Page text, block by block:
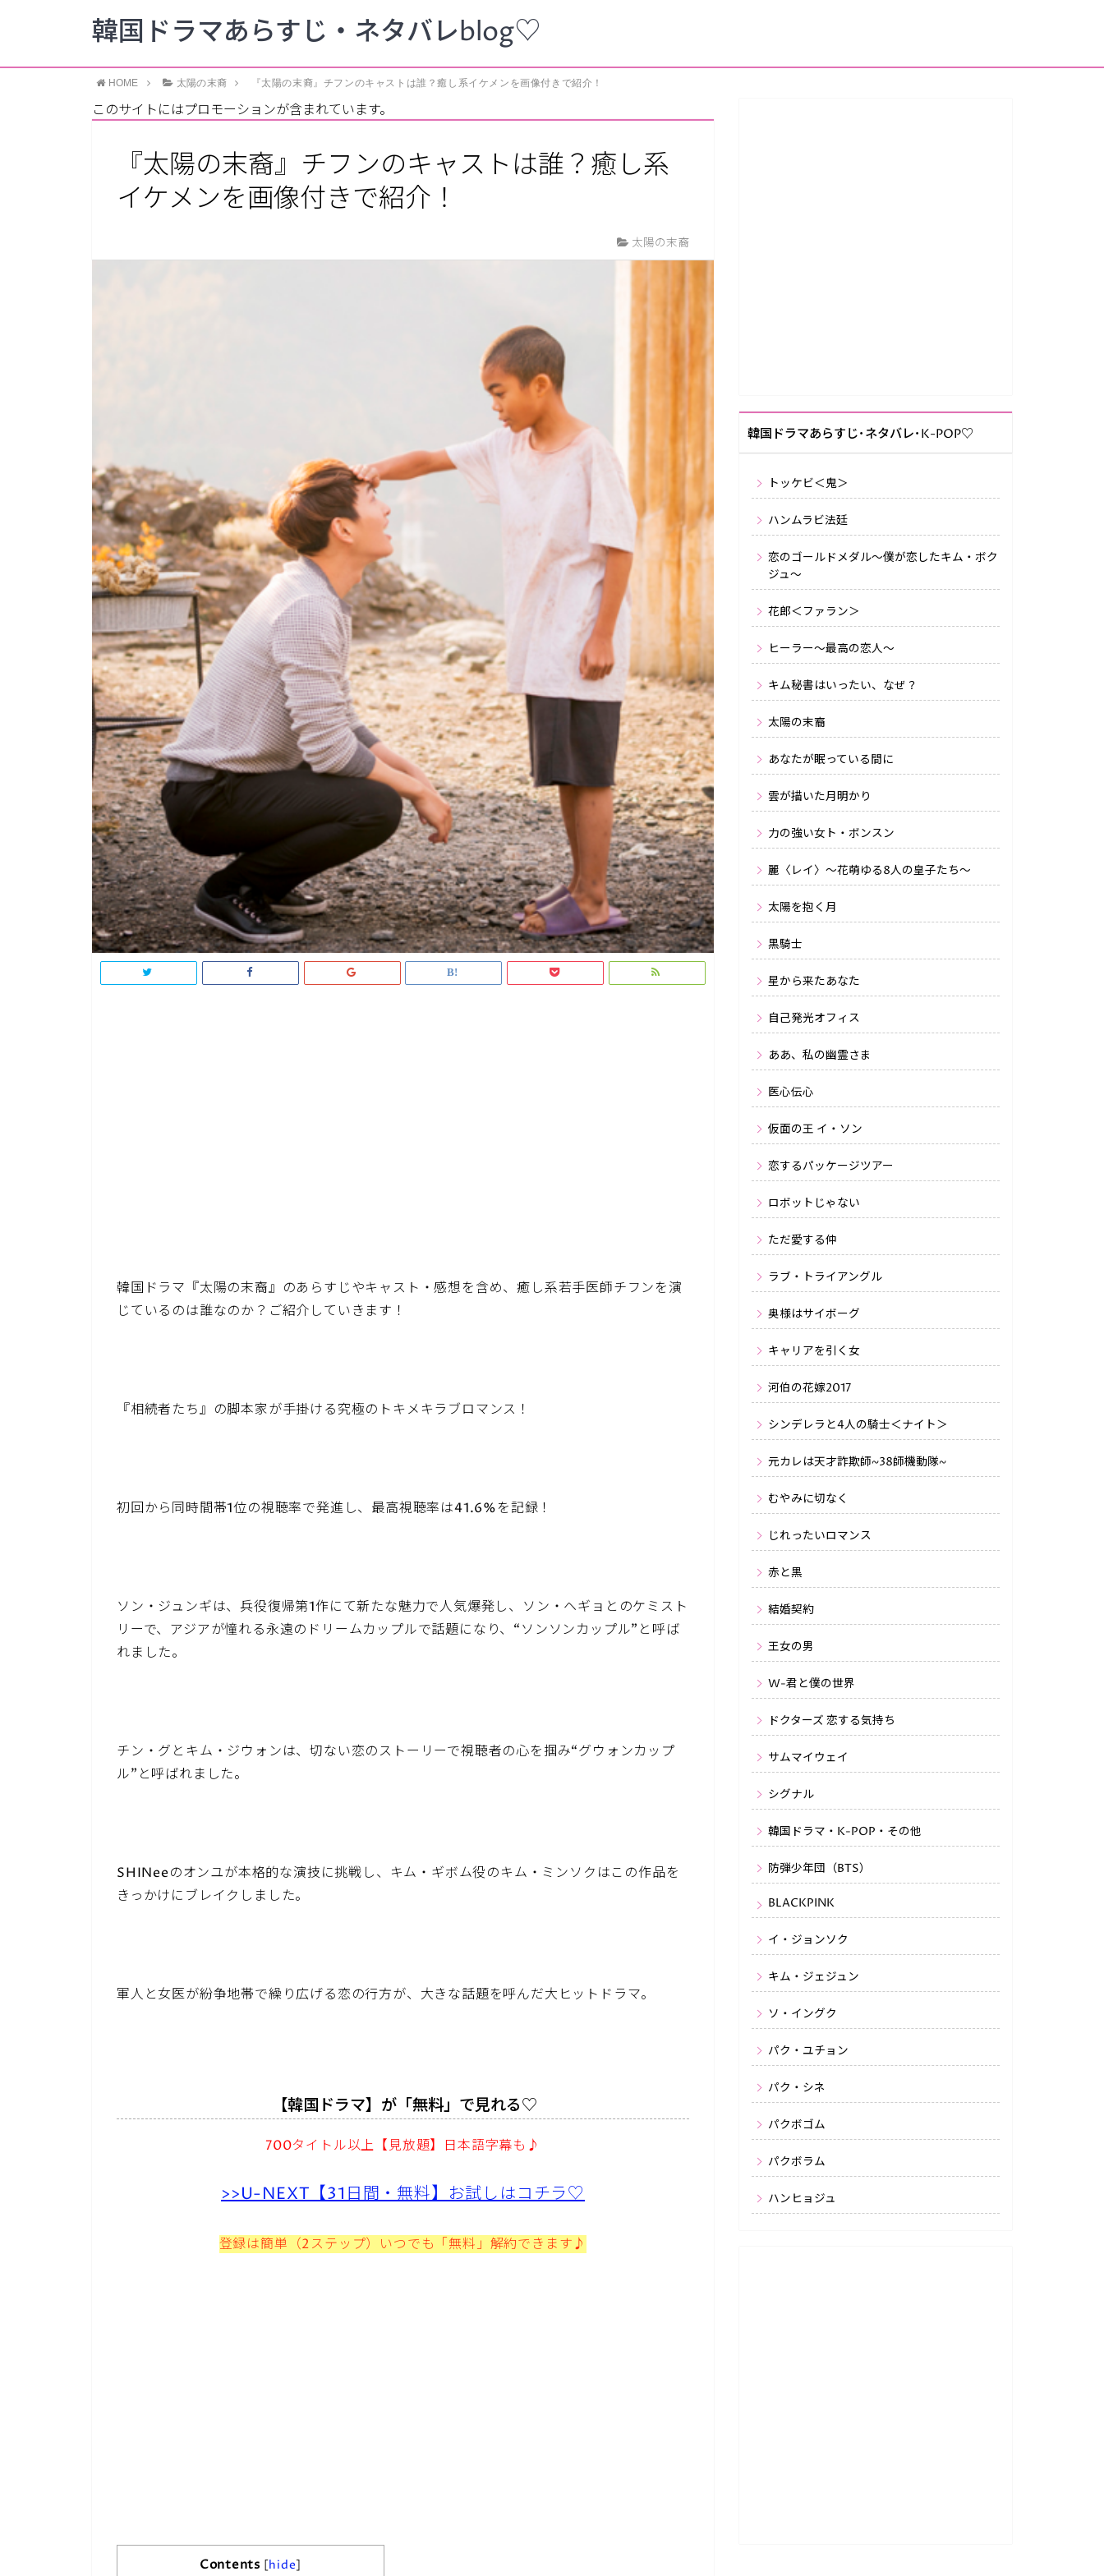
韓国ドラマあらすじ・ネタバレblog♡
HOME 太陽の末裔 『太陽の末裔』チフンのキャストは誰？癒し系イケメンを画像付きで紹介！
このサイトにはプロモーションが含まれています。
『太陽の末裔』チフンのキャストは誰？癒し系
イケメンを画像付きで紹介！
太陽の末裔
韓国ドラマ『太陽の末裔』のあらすじやキャスト・感想を含め、癒し系若手医師チフンを演
じているのは誰なのか？ご紹介していきます！
『相続者たち』の脚本家が手掛ける究極のトキメキラブロマンス！
初回から同時間帯1位の視聴率で発進し、最高視聴率は41.6%を記録！
ソン・ジュンギは、兵役復帰第1作にて新たな魅力で人気爆発し、ソン・ヘギョとのケミスト
リーで、アジアが憧れる永遠のドリームカップルで話題になり、“ソンソンカップル”と呼ば
れました。
チン・グとキム・ジウォンは、切ない恋のストーリーで視聴者の心を掴み“グウォンカップ
ル”と呼ばれました。
SHINeeのオンユが本格的な演技に挑戦し、キム・ギボム役のキム・ミンソクはこの作品を
きっかけにブレイクしました。
軍人と女医が紛争地帯で繰り広げる恋の行方が、大きな話題を呼んだ大ヒットドラマ。
【韓国ドラマ】が「無料」で見れる♡
700タイトル以上【見放題】日本語字幕も♪
>>U-NEXT【31日間・無料】お試しはコチラ♡
登録は簡単（2ステップ）いつでも「無料」解約できます♪
Contents [hide]
韓国ドラマあらすじ･ネタバレ･K-POP♡
トッケビ＜鬼＞
ハンムラビ法廷
恋のゴールドメダル～僕が恋したキム・ボク
ジュ～
花郎＜ファラン＞
ヒーラー〜最高の恋人〜
キム秘書はいったい、なぜ？
太陽の末裔
あなたが眠っている間に
雲が描いた月明かり
力の強い女ト・ボンスン
麗〈レイ〉〜花萌ゆる8人の皇子たち〜
太陽を抱く月
黒騎士
星から来たあなた
自己発光オフィス
ああ、私の幽霊さま
医心伝心
仮面の王 イ・ソン
恋するパッケージツアー
ロボットじゃない
ただ愛する仲
ラブ・トライアングル
奥様はサイボーグ
キャリアを引く女
河伯の花嫁2017
シンデレラと4人の騎士＜ナイト＞
元カレは天才詐欺師~38師機動隊~
むやみに切なく
じれったいロマンス
赤と黒
結婚契約
王女の男
W-君と僕の世界
ドクターズ 恋する気持ち
サムマイウェイ
シグナル
韓国ドラマ・K-POP・その他
防弾少年団（BTS）
BLACKPINK
イ・ジョンソク
キム・ジェジュン
ソ・イングク
パク・ユチョン
パク・シネ
パクボゴム
パクボラム
ハンヒョジュ